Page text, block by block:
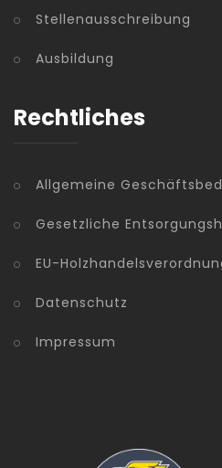
Stellenausschreibung
Ausbildung
Rechtliches
Allgemeine
Gesetzliche
EU-
Datenschutz
Impressum